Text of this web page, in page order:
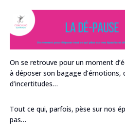
On se retrouve pour un moment
à déposer son bagage d’émotions,
d’incertitudes…
Tout ce qui, parfois, pèse sur nos
pas…